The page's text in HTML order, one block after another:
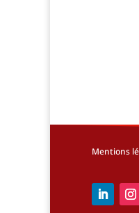
Mentions